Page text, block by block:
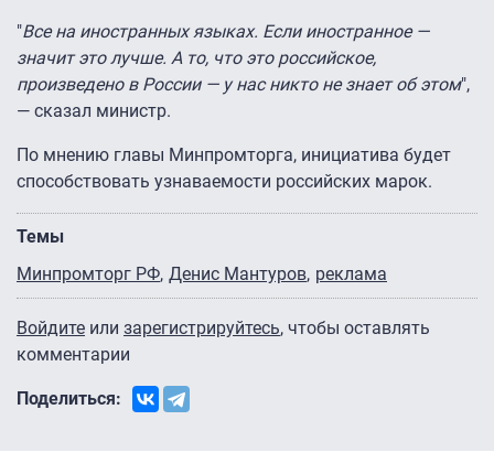
"Все на иностранных языках. Если иностранное —
значит это лучше. А то, что это российское,
произведено в России — у нас никто не знает об этом",
— сказал министр.
По мнению главы Минпромторга, инициатива будет
способствовать узнаваемости российских марок.
Темы
Минпромторг РФ Денис Мантуров реклама
Войдите или зарегистрируйтесь, чтобы оставлять
комментарии
Поделиться: